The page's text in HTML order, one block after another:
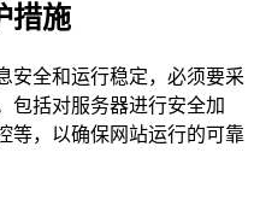
措施
安全和运行稳定，必须要采
包括对服务器进行安全加
等，以确保网站运行的可靠